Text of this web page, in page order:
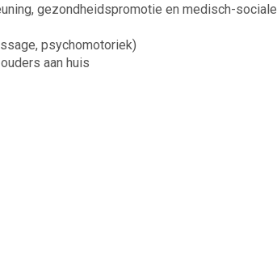
gezondheidspromotie en medisch-sociale
psychomotoriek)
aan huis